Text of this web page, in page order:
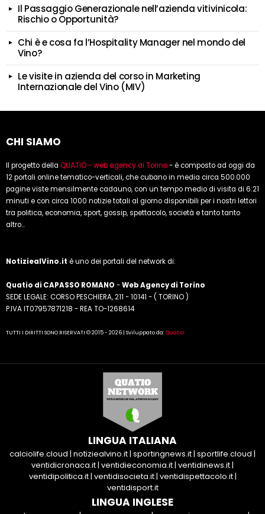
Il Passaggio Generazionale nell’azienda vitivinicola:
Rischio o Opportunità?
Chi è e cosa fa l’Hospitality Manager nel mondo del
Vino?
Le visite in azienda del corso in Marketing
Internazionale del Vino (MIV)
CHI SIAMO
Il progetto della QUATIO - web agency di Torino- è composto ad oggi da
12 portali online tematico-verticali, che cubano in media circa 500.000
pagine viste mensilmente cadauno, con un tempo medio di visita di 6:21
minuti e con circa 1000 notizie totali al giorno disponibili per i nostri lettori
tra politica, economia, sport, gossip, spettacolo, società e tanto tanto
altro...
NotiziealVino.it è uno dei portali del network di:
Quatio di CAPASSO ROMANO -Web Agency di Torino
SEDE LEGALE: CORSO PESCHIERA, 211 - 10141 - ( TORINO )
P.IVA IT07957871218 - REA TO-1268614
TUTTI I DIRITTI SONO RISERVATI © 2015 - 2026 | Sviluppato da:Quatio
LINGUA ITALIANA
calciolife.cloud | notiziealvino.it| sportingnews.it| sportlife.cloud |
ventidicronaca.it| ventidieconomia.it| ventidinews.it|
ventidipolitica.it| ventidisocieta.it| ventidispettacolo.it|
ventidisport.it
LINGUA INGLESE